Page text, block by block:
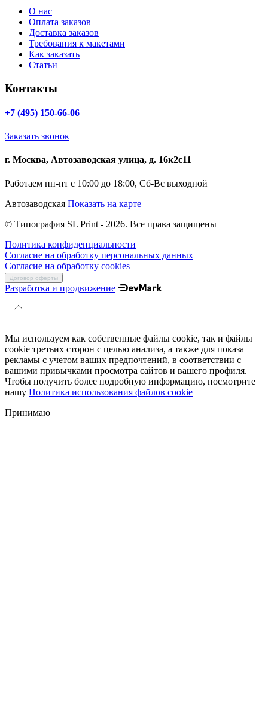
О нас
Оплата заказов
Доставка заказов
Требования к макетами
Как заказать
Статьи
Контакты
+7 (495) 150-66-06
Заказать звонок
г. Москва, Автозаводская улица, д. 16к2с11
Работаем пн-пт с 10:00 до 18:00, Сб-Вс выходной
Автозаводская Показать на карте
© Типография SL Print - 2026. Все права защищены
Политика конфиденциальности
Согласие на обработку персональных данных
Согласие на обработку cookies
Договор оферты
Разработка и продвижение
Мы используем как собственные файлы cookie, так и файлы
cookie третьих сторон с целью анализа, а также для показа
рекламы с учетом ваших предпочтений, в соответствии с
вашими привычками просмотра сайтов и вашего профиля.
Чтобы получить более подробную информацию, посмотрите
нашу Политика использования файлов cookie
Принимаю